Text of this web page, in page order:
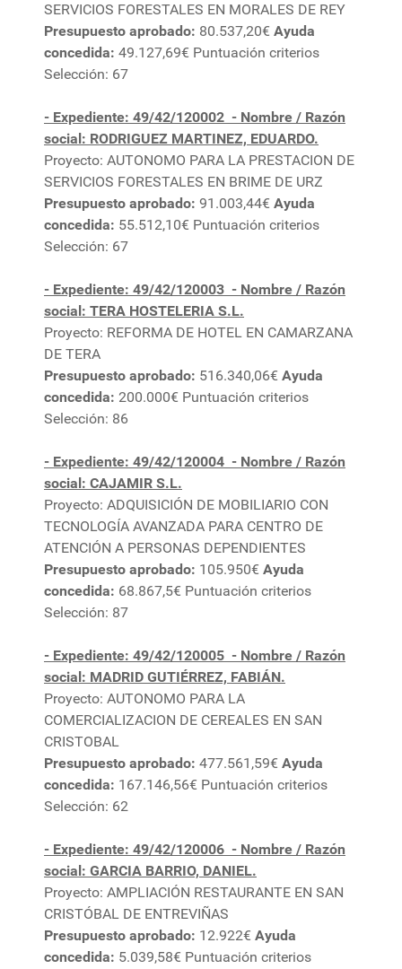
SERVICIOS FORESTALES EN MORALES DE REY
Presupuesto aprobado: 80.537,20€ Ayuda
concedida: 49.127,69€ Puntuación criterios
Selección: 67
- Expediente: 49/42/120002 - Nombre / Razón
social: RODRIGUEZ MARTINEZ, EDUARDO.
Proyecto: AUTONOMO PARA LA PRESTACION DE
SERVICIOS FORESTALES EN BRIME DE URZ
Presupuesto aprobado: 91.003,44€ Ayuda
concedida: 55.512,10€ Puntuación criterios
Selección: 67
- Expediente: 49/42/120003 - Nombre / Razón
social: TERA HOSTELERIA S.L.
Proyecto: REFORMA DE HOTEL EN CAMARZANA
DE TERA
Presupuesto aprobado: 516.340,06€ Ayuda
concedida: 200.000€ Puntuación criterios
Selección: 86
- Expediente: 49/42/120004 - Nombre / Razón
social: CAJAMIR S.L.
Proyecto: ADQUISICIÓN DE MOBILIARIO CON
TECNOLOGÍA AVANZADA PARA CENTRO DE
ATENCIÓN A PERSONAS DEPENDIENTES
Presupuesto aprobado: 105.950€ Ayuda
concedida: 68.867,5€ Puntuación criterios
Selección: 87
- Expediente: 49/42/120005 - Nombre / Razón
social: MADRID GUTIÉRREZ, FABIÁN.
Proyecto: AUTONOMO PARA LA
COMERCIALIZACION DE CEREALES EN SAN
CRISTOBAL
Presupuesto aprobado: 477.561,59€ Ayuda
concedida: 167.146,56€ Puntuación criterios
Selección: 62
- Expediente: 49/42/120006 - Nombre / Razón
social: GARCIA BARRIO, DANIEL.
Proyecto: AMPLIACIÓN RESTAURANTE EN SAN
CRISTÓBAL DE ENTREVIÑAS
Presupuesto aprobado: 12.922€ Ayuda
concedida: 5.039,58€ Puntuación criterios